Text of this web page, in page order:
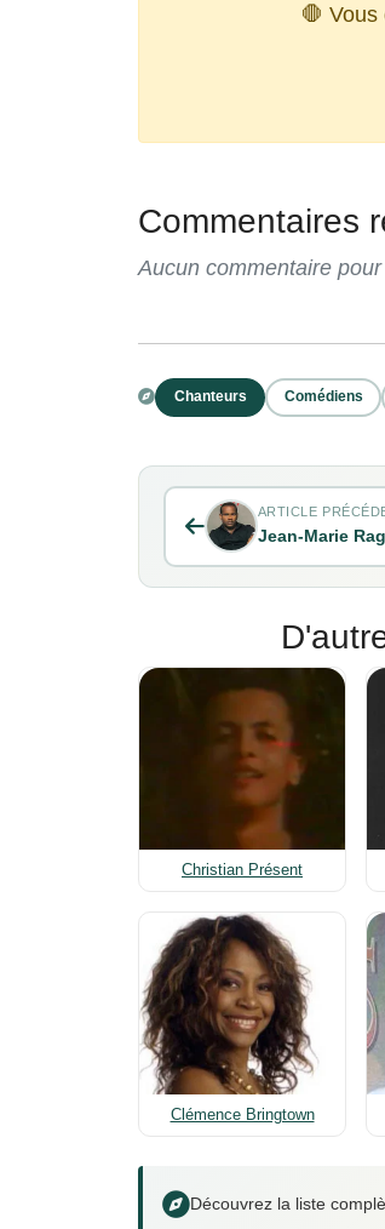
🛑
Commentaires
Aucun commentaire
Chanteurs Comédiens
ARTICLE
Jean-Marie
Christian Présent
Clémence Bringtown
Découvrez la liste